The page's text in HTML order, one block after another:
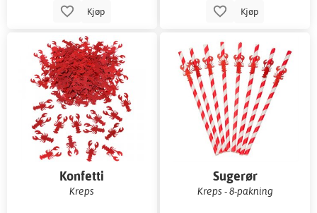
Kjøp Kjøp
Konfetti
Kreps
Sugerør
Kreps - 8-pakning